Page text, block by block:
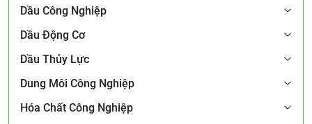
Dầu Công Nghiệp
Dầu Động Cơ
Dầu Thủy Lực
Dung Môi Công Nghiệp
Hóa Chất Công Nghiệp